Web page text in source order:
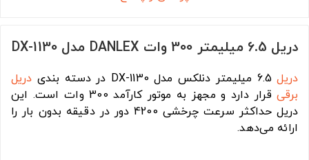
دریل 6.5 میلیمتر 300 وات DANLEX مدل DX-1130
دریل6.5 میلیمتر دنلکس مدل DX-1130 در دسته بندی
دریل
برقی
قرار دارد و مجهز به موتور کارآمد 300 وات است. این
دریل حداکثر سرعت چرخشی 4200 دور در دقیقه بدون بار را
ارائه می‌دهد.